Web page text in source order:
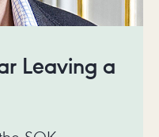
Leaving a